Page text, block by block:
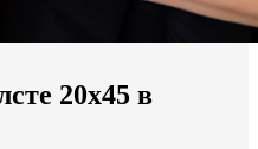
20х45 в